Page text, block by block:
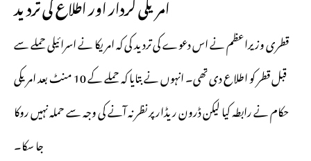
قطری وزیراعظم نے اس دعوے کی تردید کی کہ امریکا نے اسرائیلی حملے سے
قبل قطر کو اطلاع دی تھی۔ انہوں نے بتایا کہ حملے کے 10 منٹ بعد امریکی
حکام نے رابطہ کیا لیکن ڈرون ریڈار پر نظر نہ آنے کی وجہ سے حملہ نہیں روکا
جا سکا۔